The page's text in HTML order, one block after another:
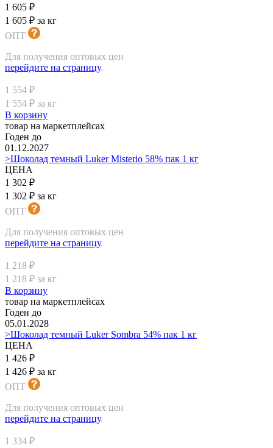
1 605 ₽
1 605 ₽ за кг
ОПТ
Для получения оптовых цен
перейдите на страницу.
1 554 ₽
1 554 ₽ за кг
В корзину
товар на маркетплейсах
Годен до
01.12.2027
>Шоколад темный Luker Misterio 58% пак 1 кг
ЦЕНА
1 302 ₽
1 302 ₽ за кг
ОПТ
Для получения оптовых цен
перейдите на страницу.
1 218 ₽
1 218 ₽ за кг
В корзину
товар на маркетплейсах
Годен до
05.01.2028
>Шоколад темный Luker Sombra 54% пак 1 кг
ЦЕНА
1 426 ₽
1 426 ₽ за кг
ОПТ
Для получения оптовых цен
перейдите на страницу.
1 334 ₽